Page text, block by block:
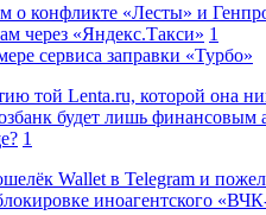
о конфликте «Лесты» и
через «Яндекс.Такси» 1
сервиса заправки «Турбо»
той Lenta.ru, которой она
будет лишь
1
Wallet в Telegram и
иноагентского